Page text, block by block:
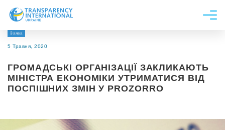
Про нас
Дослідження
Напрями роботи
Заява
5 Травня, 2020
ГРОМАДСЬКІ ОРГАНІЗАЦІЇ ЗАКЛИКАЮТЬ
МІНІСТРА ЕКОНОМІКИ УТРИМАТИСЯ ВІД
ПОСПІШНИХ ЗМІН У PROZORRO